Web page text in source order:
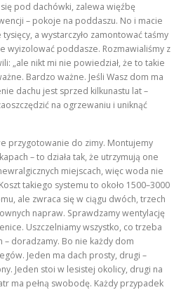
pod dachówki, zalewa więźbę
– pokoje na poddaszu. No i macie
a wystarczyło zamontować taśmy
poddasze. Rozmawialiśmy z
„ale nikt mi nie powiedział, że to takie
Bardzo ważne. Jeśli Wasz dom ma
dachu jest sprzed kilkunastu lat –
na ogrzewaniu i uniknąć
przygotowanie do zimy. Montujemy
– to działa tak, że utrzymują one
miejscach, więc woda nie
takiego systemu to około 1500–3000
ale zwraca się w ciągu dwóch, trzech
napraw. Sprawdzamy wentylację
Uszczelniamy wszystko, co trzeba
– doradzamy. Bo nie każdy dom
Jeden ma dach prosty, drugi –
Jeden stoi w lesistej okolicy, drugi na
ma pełną swobodę. Każdy przypadek